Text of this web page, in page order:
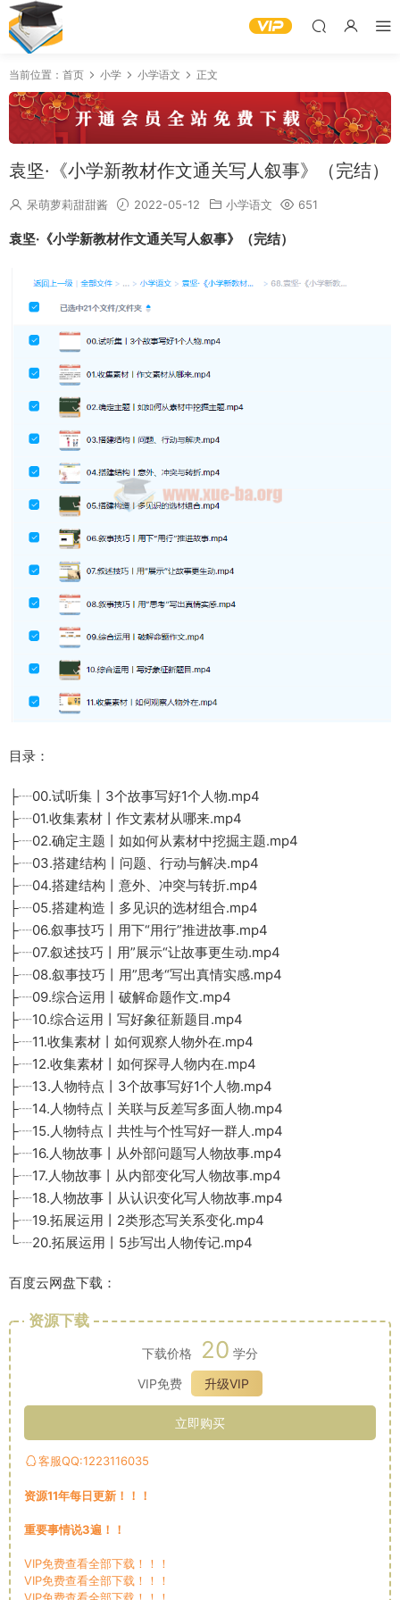
当前位置： 首页 小学 小学语文 正文
袁坚·《小学新教材作文通关写人叙事》（完结）
呆萌萝莉甜甜酱 2022-05-12 小学语文 651
袁坚·《小学新教材作文通关写人叙事》（完结）
目录：
├┈00.试听集丨3个故事写好1个人物.mp4
├┈01.收集素材丨作文素材从哪来.mp4
├┈02.确定主题丨如如何从素材中挖掘主题.mp4
├┈03.搭建结构丨问题、行动与解决.mp4
├┈04.搭建结构丨意外、冲突与转折.mp4
├┈05.搭建构造丨多见识的选材组合.mp4
├┈06.叙事技巧丨用下“用行”推进故事.mp4
├┈07.叙述技巧丨用”展示“让故事更生动.mp4
├┈08.叙事技巧丨用”思考“写出真情实感.mp4
├┈09.综合运用丨破解命题作文.mp4
├┈10.综合运用丨写好象征新题目.mp4
├┈11.收集素材丨如何观察人物外在.mp4
├┈12.收集素材丨如何探寻人物内在.mp4
├┈13.人物特点丨3个故事写好1个人物.mp4
├┈14.人物特点丨关联与反差写多面人物.mp4
├┈15.人物特点丨共性与个性写好一群人.mp4
├┈16.人物故事丨从外部问题写人物故事.mp4
├┈17.人物故事丨从内部变化写人物故事.mp4
├┈18.人物故事丨从认识变化写人物故事.mp4
├┈19.拓展运用丨2类形态写关系变化.mp4
└┈20.拓展运用丨5步写出人物传记.mp4
百度云网盘下载：
资源下载
下载价格 20 学分
VIP免费
升级VIP
立即购买
客服QQ:1223116035
资源11年每日更新！！！
重要事情说3遍！！
VIP免费查看全部下载！！！
VIP免费查看全部下载！！！